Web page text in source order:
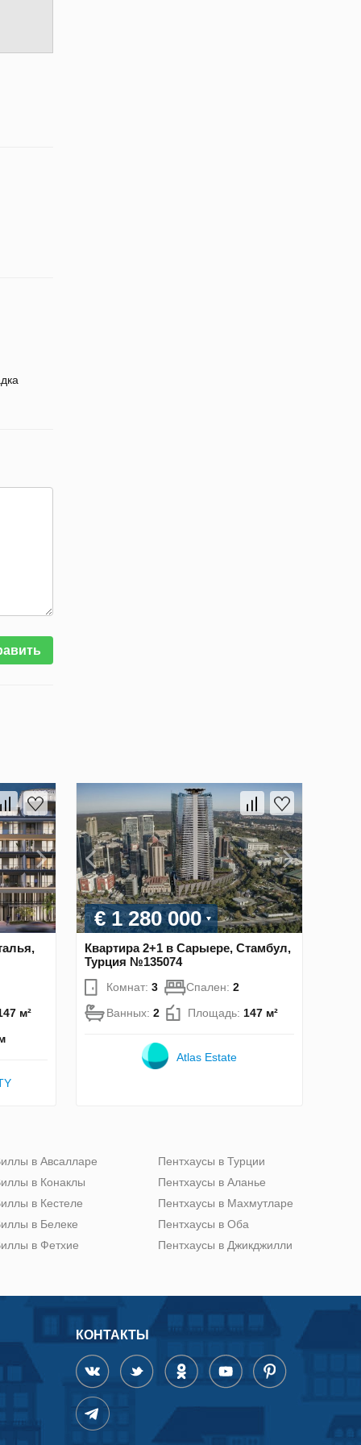
м²
€ 1 280 000
Квартира 2+1 в Сарыере, Стамбул,
Турция №135074
Комнат: 3 Спален: 2
Ванных: 2 Площадь: 147 м²
Atlas Estate
в Авсалларе
в Конаклы
в Кестеле
в Белеке
в Фетхие
Пентхаусы в Турции
Пентхаусы в Аланье
Пентхаусы в Махмутларе
Пентхаусы в Оба
Пентхаусы в Джикджилли
КОНТАКТЫ